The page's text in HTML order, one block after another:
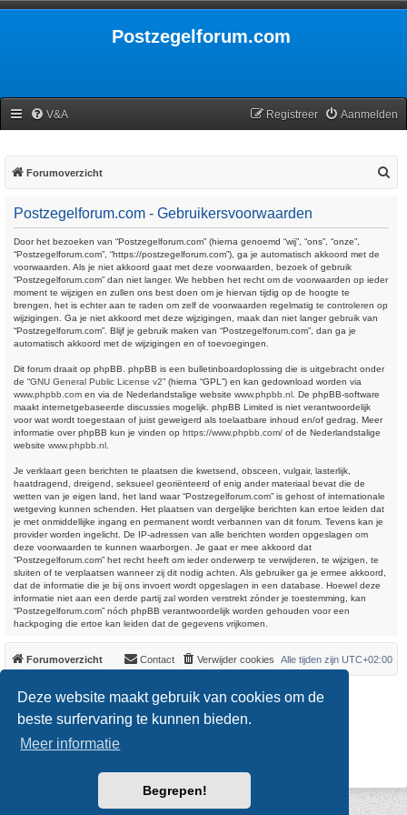
Deze website maakt gebruik van cookies om de
beste surfervaring te kunnen bieden.
Meer informatie
Begrepen!
Postzegelforum.com
V&A Aanmelden
Registreer
Forumoverzicht
Postzegelforum.com - Gebruikersvoorwaarden
Door het bezoeken van “Postzegelforum.com” (hierna genoemd “wij”, “ons”, “onze”,
“Postzegelforum.com”, “https://postzegelforum.com”), ga je automatisch akkoord met de
voorwaarden. Als je niet akkoord gaat met deze voorwaarden, bezoek of gebruik
“Postzegelforum.com” dan niet langer. We hebben het recht om de voorwaarden op ieder
moment te wijzigen en zullen ons best doen om je hiervan tijdig op de hoogte te
brengen, het is echter aan te raden om zelf de voorwaarden regelmatig te controleren op
wijzigingen. Ga je niet akkoord met deze wijzigingen, maak dan niet langer gebruik van
“Postzegelforum.com”. Blijf je gebruik maken van “Postzegelforum.com”, dan ga je
automatisch akkoord met de wijzigingen en of toevoegingen.
Dit forum draait op phpBB. phpBB is een bulletinboardoplossing die is uitgebracht onder
de “GNU General Public License v2” (hierna “GPL”) en kan gedownload worden via
www.phpbb.com en via de Nederlandstalige website www.phpbb.nl . De phpBB-software
maakt internetgebaseerde discussies mogelijk. phpBB Limited is niet verantwoordelijk
voor wat wordt toegestaan of juist geweigerd als toelaatbare inhoud en/of gedrag. Meer
informatie over phpBB kun je vinden op https://www.phpbb.com/ of de Nederlandstalige
website www.phpbb.nl
Je verklaart geen berichten te plaatsen die kwetsend, obsceen, vulgair, lasterlijk,
haatdragend, dreigend, seksueel georiënteerd of enig ander materiaal bevat die de
wetten van je eigen land, het land waar “Postzegelforum.com” is gehost of internationale
wetgeving kunnen schenden. Het plaatsen van dergelijke berichten kan ertoe leiden dat
je met onmiddellijke ingang en permanent wordt verbannen van dit forum. Tevens kan je
provider worden ingelicht. De IP-adressen van alle berichten worden opgeslagen om
deze voorwaarden te kunnen waarborgen. Je gaat er mee akkoord dat
“Postzegelforum.com” het recht heeft om ieder onderwerp te verwijderen, te wijzigen, te
sluiten of te verplaatsen wanneer zij dit nodig achten. Als gebruiker ga je ermee akkoord,
dat de informatie die je bij ons invoert wordt opgeslagen in een database. Hoewel deze
informatie niet aan een derde partij zal worden verstrekt zónder je toestemming, kan
“Postzegelforum.com” nóch phpBB verantwoordelijk worden gehouden voor een
hackpoging die ertoe kan leiden dat de gegevens vrijkomen.
Forumoverzicht Alle tijden zijn UTC+02:00
Verwijder cookies
Contact
*Original Author:Brad Veryard
*Updated to 3.3.x by MannixMD
* Style version: 3.4.0
Powered by